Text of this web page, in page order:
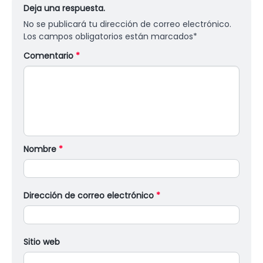
Deja una respuesta.
No se publicará tu dirección de correo electrónico.
Los campos obligatorios están marcados*
Comentario *
Nombre *
Dirección de correo electrónico *
Sitio web